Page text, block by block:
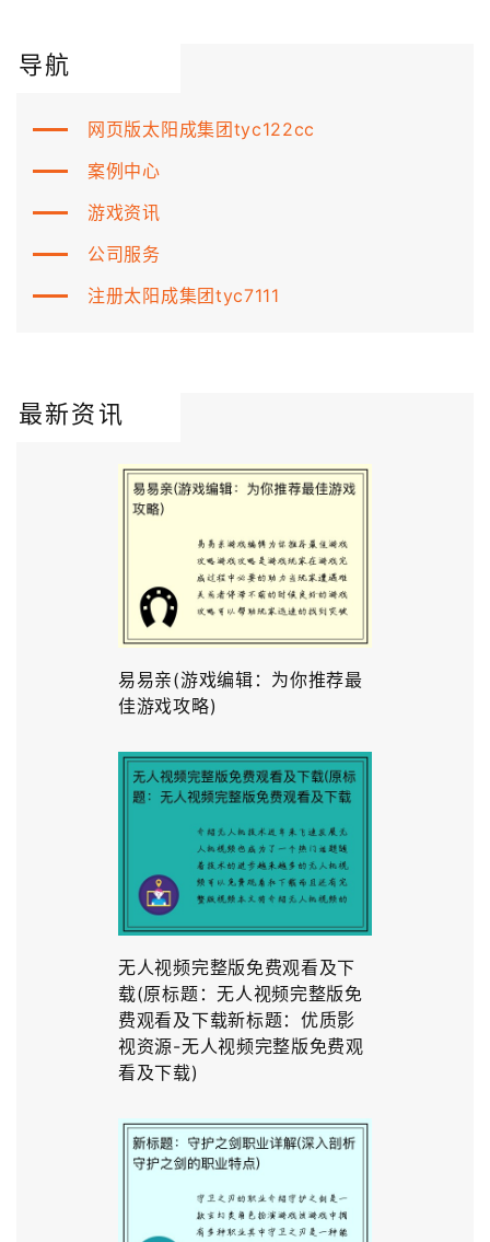
导航
网页版太阳成集团tyc122cc
案例中心
游戏资讯
公司服务
注册太阳成集团tyc7111
最新资讯
易易亲(游戏编辑：为你推荐最
佳游戏攻略)
无人视频完整版免费观看及下
载(原标题：无人视频完整版免
费观看及下载新标题：优质影
视资源-无人视频完整版免费观
看及下载)